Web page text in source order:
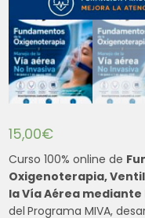
15,00€
Curso 100% online de
Oxigenoterapia,
la Vía Aérea
del Programa MIVA,